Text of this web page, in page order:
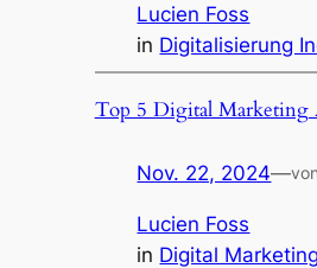
Lucien Foss
in Digitalisierung
Top 5 Digital Marketing
Nov. 22, 2024—von
Lucien Foss
in Digital Marketing